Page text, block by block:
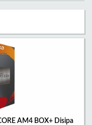
AM4 BOX+ Disipa